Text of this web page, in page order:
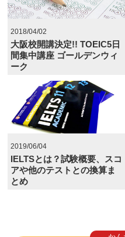
2018/04/02
大阪校開講決定!! TOEIC5日
間集中講座 ゴールデンウィ
ーク
2019/06/04
IELTSとは？試験概要、スコ
アや他のテストとの換算ま
とめ